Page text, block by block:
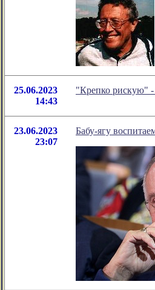
25.06.2023
14:43
"Крепко рискую" -
23.06.2023
23:07
Бабу-ягу